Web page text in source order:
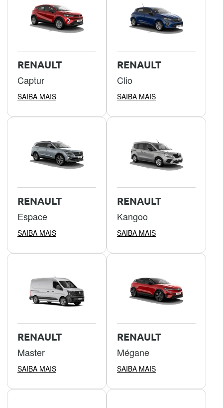
RENAULT
Captur
SAIBA MAIS
RENAULT
Clio
SAIBA MAIS
RENAULT
Espace
SAIBA MAIS
RENAULT
Kangoo
SAIBA MAIS
RENAULT
Master
SAIBA MAIS
RENAULT
Mégane
SAIBA MAIS